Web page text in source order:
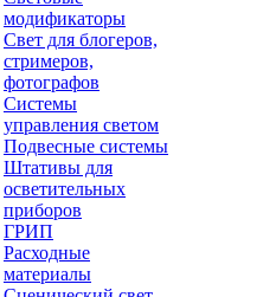
модификаторы
Свет для блогеров,
стримеров,
фотографов
Системы
управления светом
Подвесные системы
Штативы для
осветительных
приборов
ГРИП
Расходные
материалы